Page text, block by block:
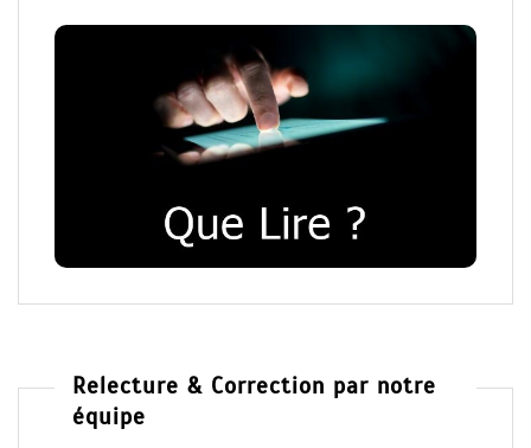
Relecture & Correction par notre
équipe